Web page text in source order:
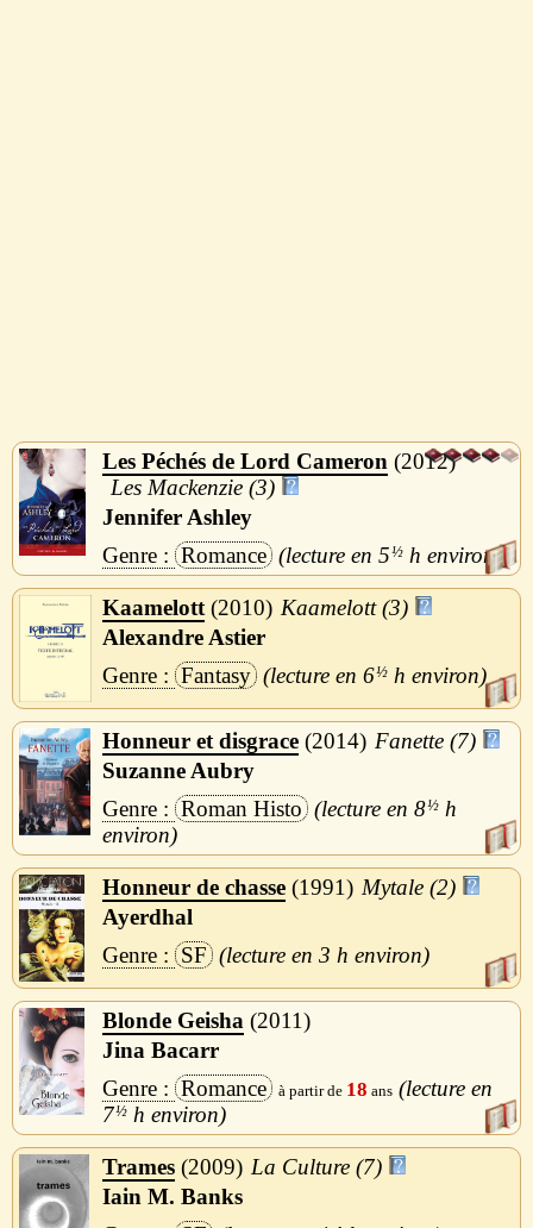
Les Péchés de Lord Cameron
2012
Les Mackenzie (3)
Jennifer Ashley
Romance
5½ h
Kaamelott 2010
Kaamelott (3)
Alexandre Astier
Fantasy
6½ h
Honneur et disgrace 2014
Fanette (7)
Suzanne Aubry
Roman Histo
8½ h
Honneur de chasse 1991
Mytale (2)
Ayerdhal
SF
3 h
Blonde Geisha
2011
Jina Bacarr
Romance
18
7½ h
Trames 2009
La Culture (7)
Iain M. Banks